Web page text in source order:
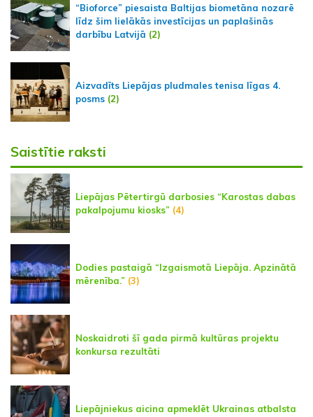
“Bioforce” piesaista Baltijas biometāna nozarē
līdz šim lielākās investīcijas un paplašinās
darbību Latvijā (2)
Aizvadīts Liepājas pludmales tenisa līgas 4.
posms (2)
Saistītie raksti
Liepājas Pētertirgū darbosies “Karostas dabas
pakalpojumu kiosks” (4)
Dodies pastaigā “Izgaismotā Liepāja. Apzinātā
mērenība.” (3)
Noskaidroti šī gada pirmā kultūras projektu
konkursa rezultāti
Liepājniekus aicina apmeklēt Ukrainas atbalsta